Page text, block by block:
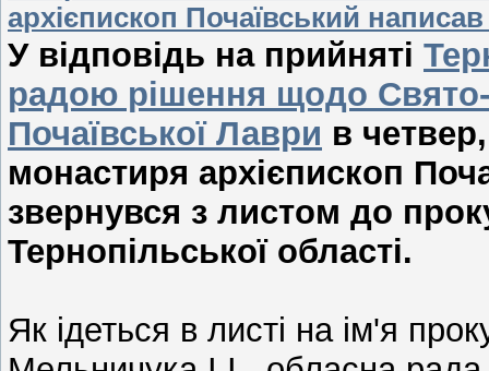
архієпископ Почаївський
У відповідь на прийняті
радою рішення щодо Свято-
Почаївської Лаври в
монастиря архієпископ
звернувся з листом до
Тернопільської області.
Як ідеться в листі на ім'я